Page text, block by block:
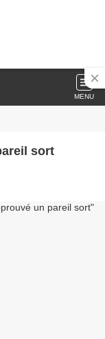
MENU
sort